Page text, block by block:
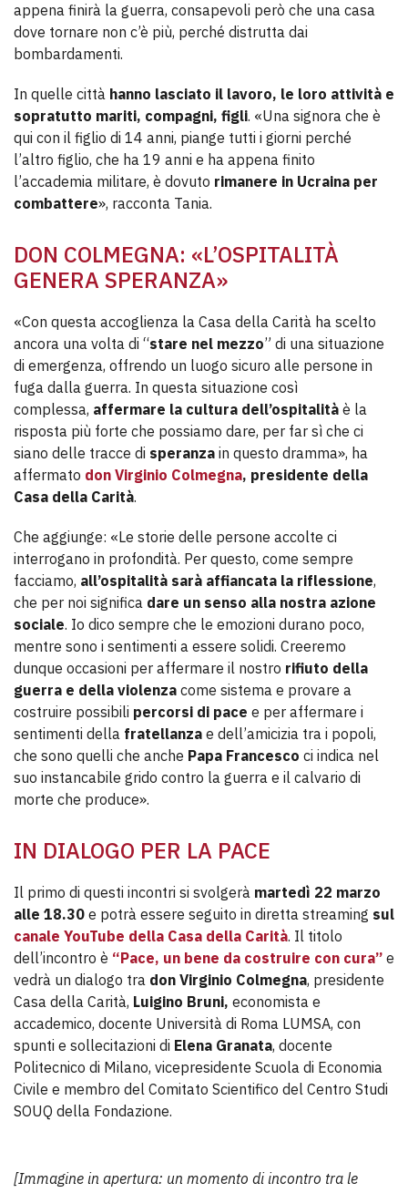
appena finirà la guerra, consapevoli però che una casa
dove tornare non c’è più, perché distrutta dai
bombardamenti.
In quelle città hanno lasciato il lavoro, le loro attività e
sopratutto mariti, compagni, figli. «Una signora che è
qui con il figlio di 14 anni, piange tutti i giorni perché
l’altro figlio, che ha 19 anni e ha appena finito
l’accademia militare, è dovuto rimanere in Ucraina per
combattere», racconta Tania.
DON COLMEGNA: «L’OSPITALITÀ
GENERA SPERANZA»
«Con questa accoglienza la Casa della Carità ha scelto
ancora una volta di “stare nel mezzo” di una situazione
di emergenza, offrendo un luogo sicuro alle persone in
fuga dalla guerra. In questa situazione così
complessa, affermare la cultura dell’ospitalità è la
risposta più forte che possiamo dare, per far sì che ci
siano delle tracce di speranza in questo dramma», ha
affermato don Virginio Colmegna, presidente della
Casa della Carità.
Che aggiunge: «Le storie delle persone accolte ci
interrogano in profondità. Per questo, come sempre
facciamo, all’ospitalità sarà affiancata la riflessione,
che per noi significa dare un senso alla nostra azione
sociale. Io dico sempre che le emozioni durano poco,
mentre sono i sentimenti a essere solidi. Creeremo
dunque occasioni per affermare il nostro rifiuto della
guerra e della violenza come sistema e provare a
costruire possibili percorsi di pace e per affermare i
sentimenti della fratellanza e dell’amicizia tra i popoli,
che sono quelli che anche Papa Francesco ci indica nel
suo instancabile grido contro la guerra e il calvario di
morte che produce».
IN DIALOGO PER LA PACE
Il primo di questi incontri si svolgerà martedì 22 marzo
alle 18.30 e potrà essere seguito in diretta streaming sul
canale YouTube della Casa della Carità. Il titolo
dell’incontro è “Pace, un bene da costruire con cura” e
vedrà un dialogo tra don Virginio Colmegna, presidente
Casa della Carità, Luigino Bruni, economista e
accademico, docente Università di Roma LUMSA, con
spunti e sollecitazioni di Elena Granata, docente
Politecnico di Milano, vicepresidente Scuola di Economia
Civile e membro del Comitato Scientifico del Centro Studi
SOUQ della Fondazione.
[Immagine in apertura: un momento di incontro tra le